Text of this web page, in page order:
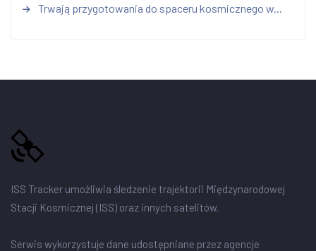
Trwają przygotowania do spaceru kosmicznego w...
ISS Tracker umożliwia śledzenie trajektorii Międzynarodowej
Stacji Kosmicznej (ISS) oraz innych satelitów.
Serwis wykorzystuje dane udostępniane przez agencje